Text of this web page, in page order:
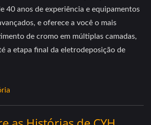
40 anos de experiência e equipamentos
e oferece a você o mais
de cromo em múltiplas camadas,
a etapa final da eletrodeposição de